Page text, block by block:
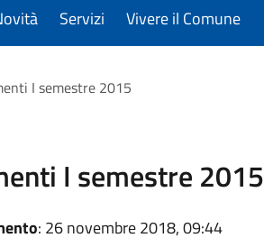
Servizi Vivere il Comune
I semestre 2015
I semestre 2015
: 26 novembre 2018, 09:44